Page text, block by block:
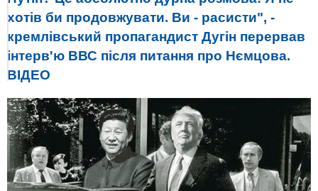
хотів би продовжувати. Ви - расисти", -
кремлівський пропагандист Дугін перервав
інтерв'ю ВВС після питання про Нємцова.
ВIДЕО